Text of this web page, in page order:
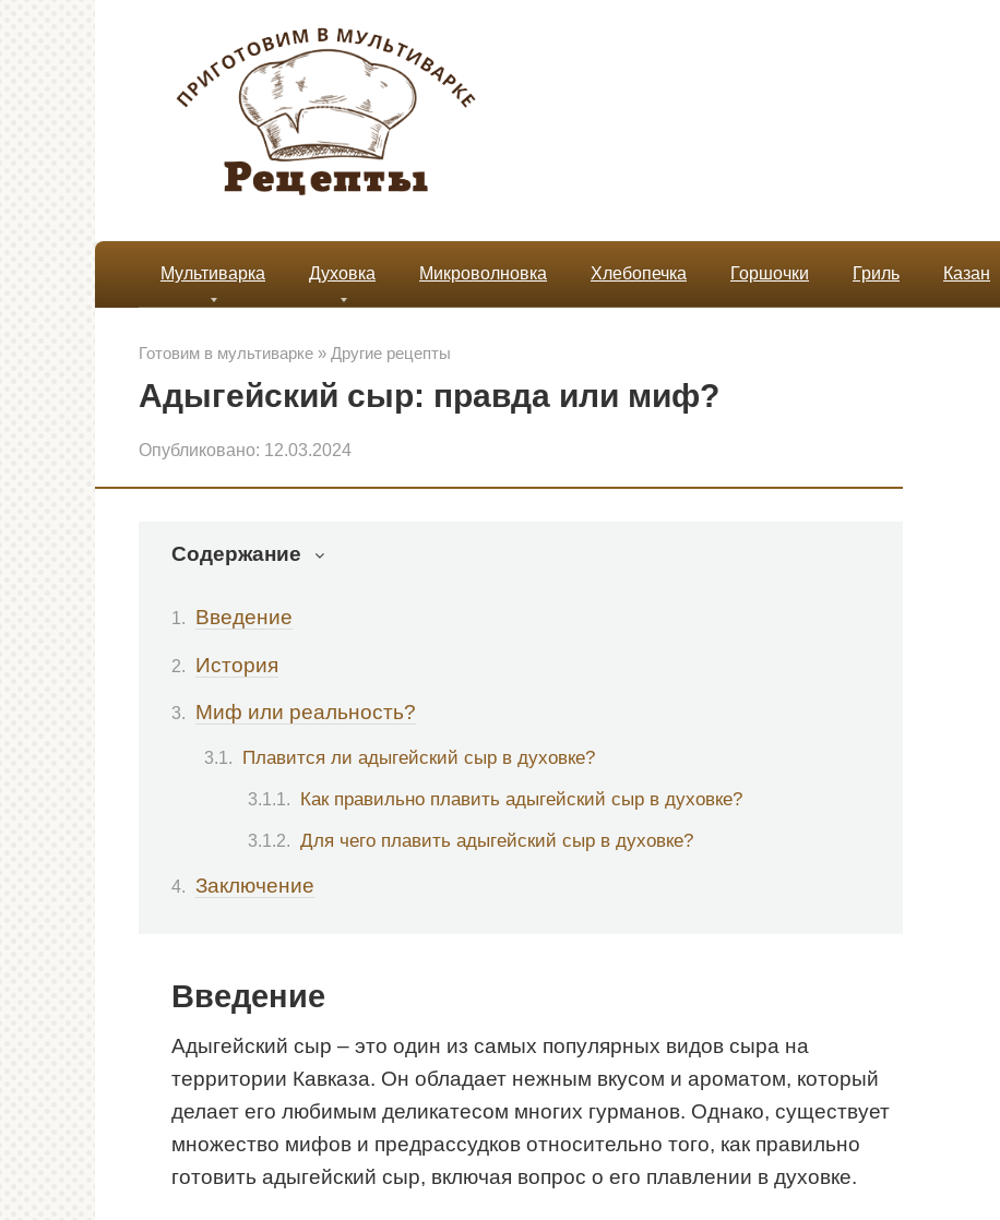
Мультиварка Духовка Микроволновка Хлебопечка Горшочки Гриль Казан
Готовим в мультиварке » Другие рецепты
Адыгейский сыр: правда или миф?
Опубликовано: 12.03.2024
Содержание
Введение
История
Миф или реальность?
Плавится ли адыгейский сыр в духовке?
Как правильно плавить адыгейский сыр в духовке?
Для чего плавить адыгейский сыр в духовке?
Заключение
Введение
Адыгейский сыр – это один из самых популярных видов сыра на
территории Кавказа. Он обладает нежным вкусом и ароматом, который
делает его любимым деликатесом многих гурманов. Однако, существует
множество мифов и предрассудков относительно того, как правильно
готовить адыгейский сыр, включая вопрос о его плавлении в духовке.